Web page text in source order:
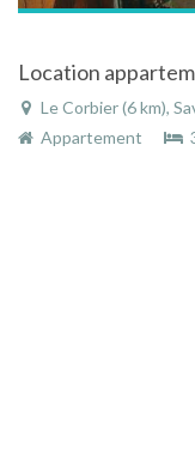
Le Corbier (6 km),
Appartement